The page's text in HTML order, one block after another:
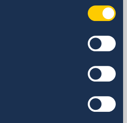
medborgarskap och